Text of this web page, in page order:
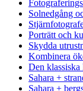
Solnedgång
Porträtt och
Skydda
Kombinera
Den
Sahara +
Sahara +